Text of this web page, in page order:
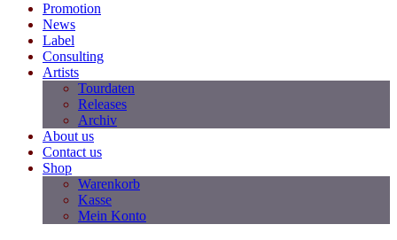
Promotion
News
Label
Consulting
Artists
Tourdaten
Releases
Archiv
About us
Contact us
Shop
Warenkorb
Kasse
Mein Konto